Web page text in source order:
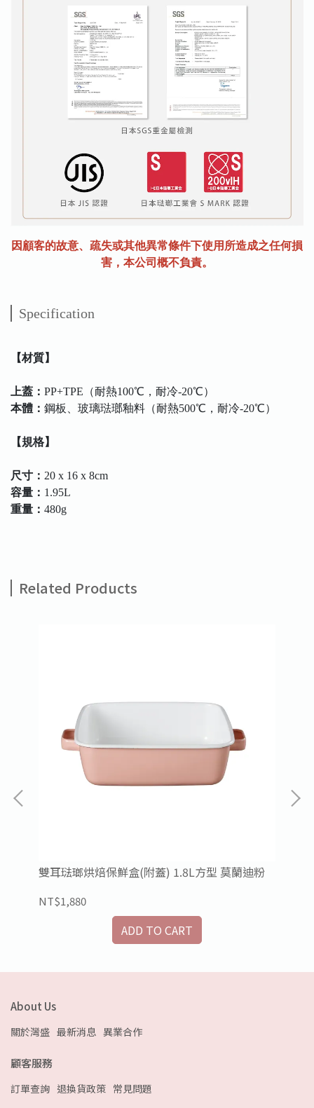
因顧客的故意、疏失或其他異常條件下使用所造成之任何損
害，本公司概不負責。
Specification
【材質】
上蓋： PP+TPE（耐熱100℃，耐冷-20℃）
本體： 鋼板、玻璃琺瑯釉料（耐熱500℃，耐冷-20℃）
【規格】
尺寸： 20 x 16 x 8cm
容量： 1.95L
重量： 480g
Related Products
雙耳琺瑯烘焙保鮮盒(附蓋) 1.8L方型 莫蘭迪粉
NT$1,880
ADD TO CART
About Us
關於灣盛 最新消息 異業合作
顧客服務
訂單查詢 退換貨政策 常見問題